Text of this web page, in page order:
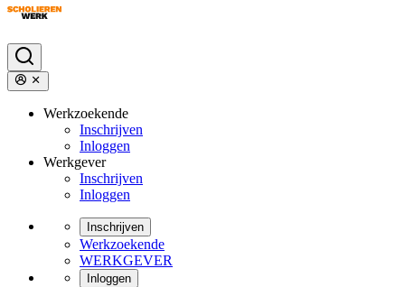
Werkzoekende
Inschrijven
Inloggen
Werkgever
Inschrijven
Inloggen
Inschrijven
Werkzoekende
WERKGEVER
Inloggen